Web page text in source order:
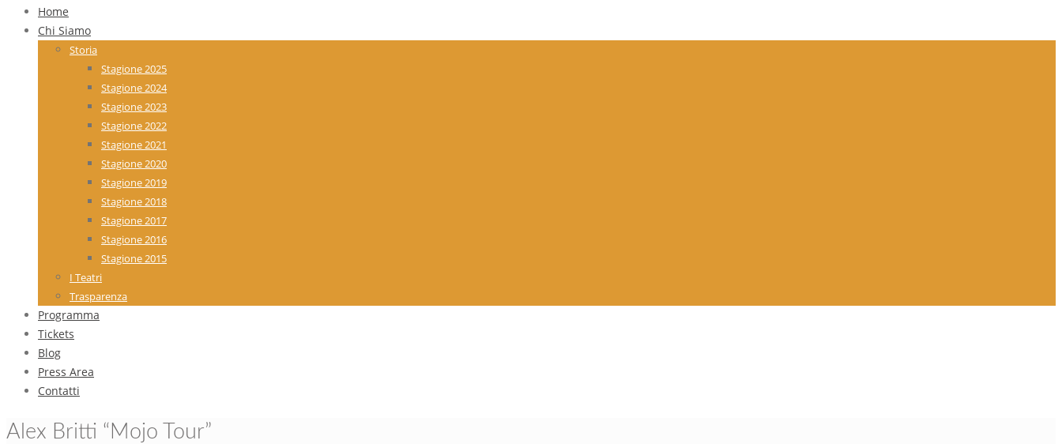
Home
Chi Siamo
Storia
Stagione 2025
Stagione 2024
Stagione 2023
Stagione 2022
Stagione 2021
Stagione 2020
Stagione 2019
Stagione 2018
Stagione 2017
Stagione 2016
Stagione 2015
I Teatri
Trasparenza
Programma
Tickets
Blog
Press Area
Contatti
Alex Britti “Mojo Tour”